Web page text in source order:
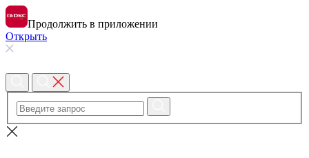
Продолжить в приложении
Открыть